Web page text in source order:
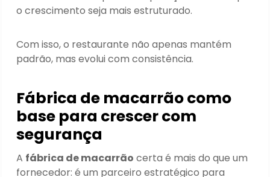
o crescimento seja mais estruturado.
Com isso, o restaurante não apenas mantém
padrão, mas evolui com consistência.
Fábrica de macarrãocomo
base para crescer com
segurança
A fábrica de macarrão certa é mais do que um
fornecedor: é um parceiro estratégico para